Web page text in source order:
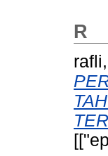
R